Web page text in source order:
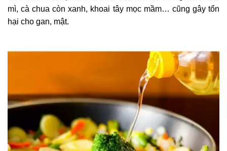
mì, cà chua còn xanh, khoai tây mọc mầm… cũng gây tổn
hại cho gan, mật.